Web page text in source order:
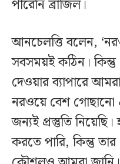
পারেনি ব্রাজিল।
আনচেলত্তি বলেন,
সবসময়ই কঠিন।
দেওয়ার ব্যাপারে
নরওয়ে বেশ
জন্যই প্রস্তুতি
করতে পারি, কিন্তু